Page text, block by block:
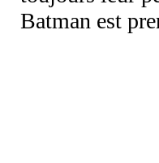
Batman est